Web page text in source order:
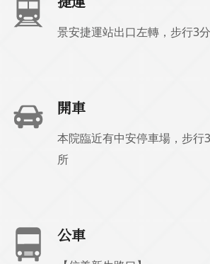
景安捷運站出口左轉，步行3
開車
本院臨近有中安停車場，步行
所
公車